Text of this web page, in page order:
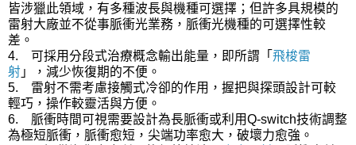
皆涉獵此領域，有多種波長與機種可選擇；但許多具規模的
雷射大廠並不從事脈衝光業務，脈衝光機種的可選擇性較
差。
4. 可採用分段式治療概念輸出能量，即所謂「 飛梭雷
射 」，減少恢復期的不便。
5. 雷射不需考慮接觸式冷卻的作用，握把與探頭設計可較
輕巧，操作較靈活與方便。
6. 脈衝時間可視需要設計為長脈衝或利用Q-switch技術調整
為極短脈衝，脈衝愈短，尖端功率愈大，破壞力愈強。